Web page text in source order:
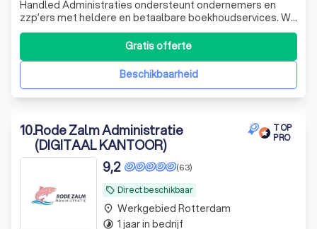
Handled Administraties ondersteunt ondernemers en
zzp’ers met heldere en betaalbare boekhoudservices. Wij
zorgen dat jouw administratie klopt, zodat jij je kunt
focussen op de groei van je bedrijf. Persoonlijk,
transparant en zonder poespas: jouw administratie,
professioneel handled.Beschikbaarheid
Gratis offerte
10.Rode Zalm Administratie
(DIGITAAL KANTOOR)
TOP
PRO
local_offer Direct beschikbaar
(63)
9,2
place Werkgebied Rotterdam
timelapse 1 jaar in bedrijf